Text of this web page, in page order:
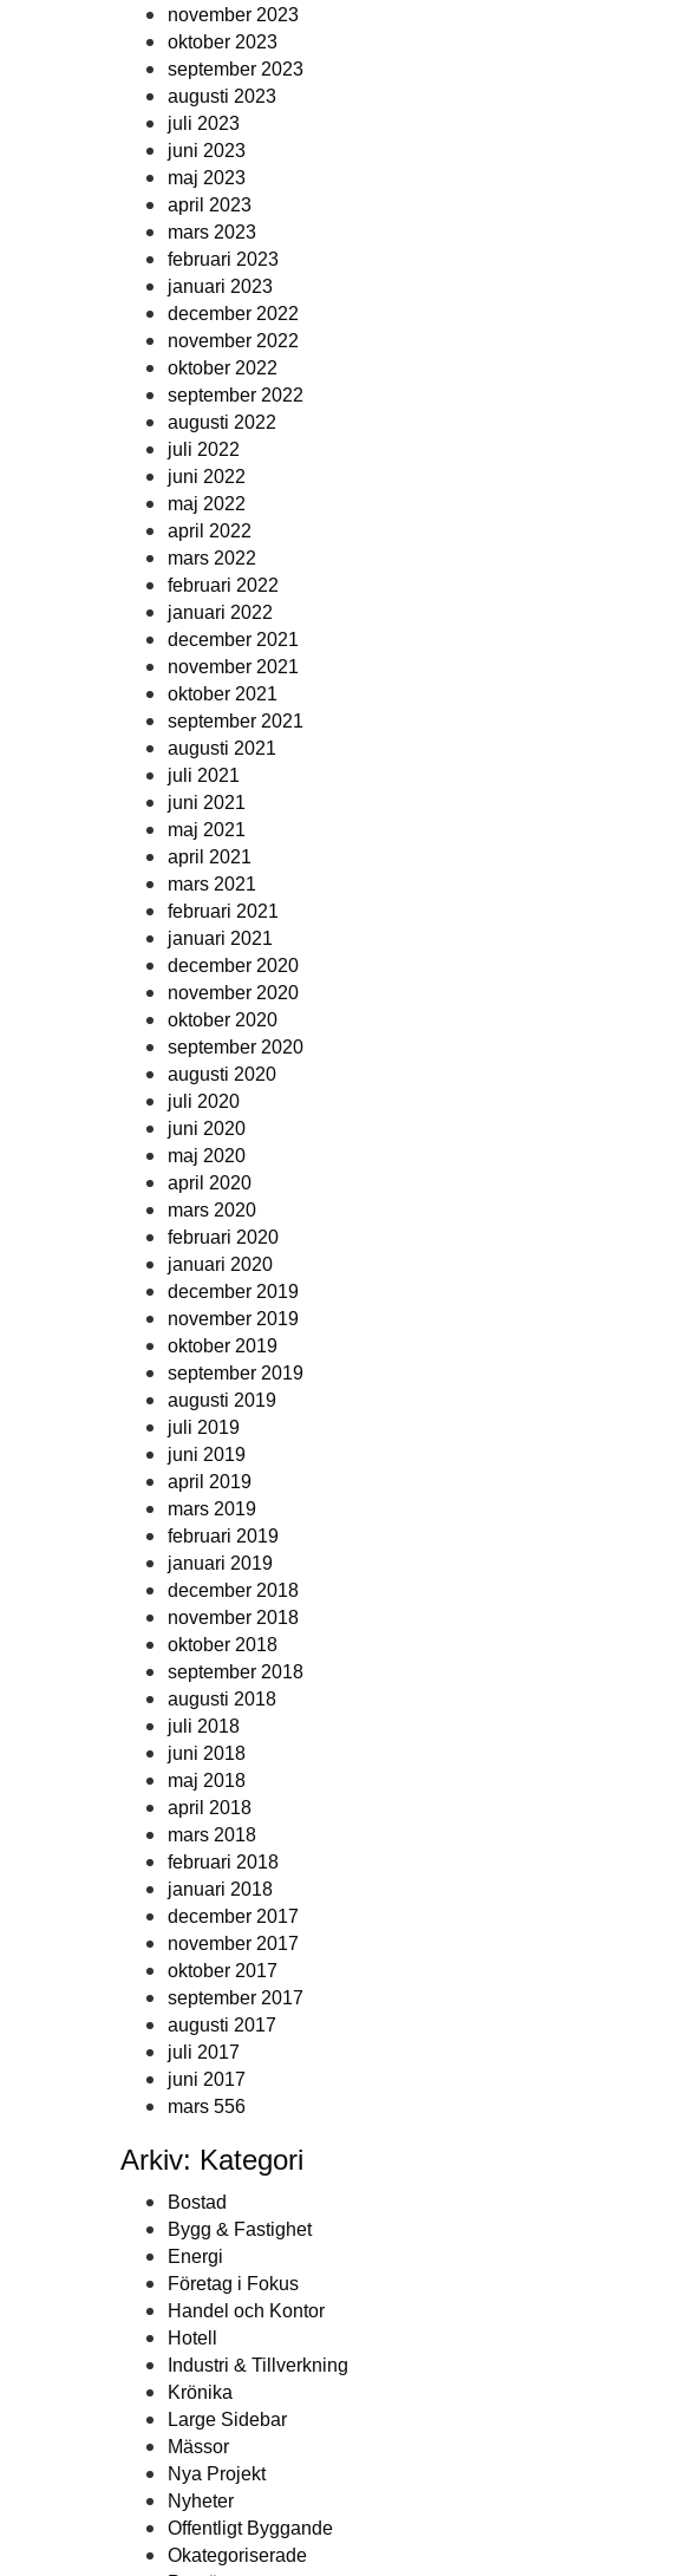
november 2023
oktober 2023
september 2023
augusti 2023
juli 2023
juni 2023
maj 2023
april 2023
mars 2023
februari 2023
januari 2023
december 2022
november 2022
oktober 2022
september 2022
augusti 2022
juli 2022
juni 2022
maj 2022
april 2022
mars 2022
februari 2022
januari 2022
december 2021
november 2021
oktober 2021
september 2021
augusti 2021
juli 2021
juni 2021
maj 2021
april 2021
mars 2021
februari 2021
januari 2021
december 2020
november 2020
oktober 2020
september 2020
augusti 2020
juli 2020
juni 2020
maj 2020
april 2020
mars 2020
februari 2020
januari 2020
december 2019
november 2019
oktober 2019
september 2019
augusti 2019
juli 2019
juni 2019
april 2019
mars 2019
februari 2019
januari 2019
december 2018
november 2018
oktober 2018
september 2018
augusti 2018
juli 2018
juni 2018
maj 2018
april 2018
mars 2018
februari 2018
januari 2018
december 2017
november 2017
oktober 2017
september 2017
augusti 2017
juli 2017
juni 2017
mars 556
Arkiv: Kategori
Bostad
Bygg & Fastighet
Energi
Företag i Fokus
Handel och Kontor
Hotell
Industri & Tillverkning
Krönika
Large Sidebar
Mässor
Nya Projekt
Nyheter
Offentligt Byggande
Okategoriserade